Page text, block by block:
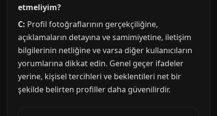
etmeliyim?
C: Profil fotoğraflarının gerçekçiliğine,
açıklamaların detayına ve samimiyetine, iletişim
bilgilerinin netliğine ve varsa diğer kullanıcıların
yorumlarına dikkat edin. Genel geçer ifadeler
yerine, kişisel tercihleri ve beklentileri net bir
şekilde belirten profiller daha güvenilirdir.